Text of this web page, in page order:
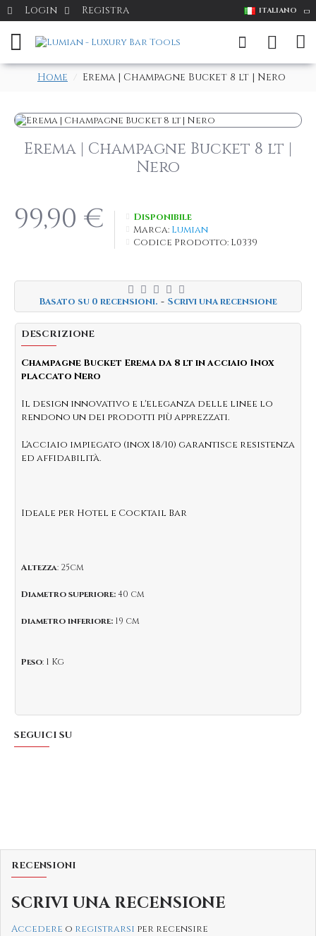
Login Registra ITALIANO
Home Erema | Champagne Bucket 8 lt | Nero
Erema | Champagne Bucket 8 lt |
Nero
Basato su 0 recensioni. - Scrivi una recensione
99,90 €
Disponibile
Marca: Lumian
Codice Prodotto: L0339
DESCRIZIONE
Champagne Bucket Erema da 8 lt in acciaio Inox
placcato Nero
Il design innovativo e l'eleganza delle linee lo
rendono un dei prodotti più apprezzati.
L'acciaio impiegato (inox 18/10) garantisce resistenza
ed affidabilità.
Ideale per Hotel e Cocktail Bar
Altezza: 25cm
Diametro superiore:40 cm
diametro inferiore:19 cm
Peso:1 Kg
SEGUICI SU
RECENSIONI
SCRIVI UNA RECENSIONE
Accedere o registrarsi per recensire